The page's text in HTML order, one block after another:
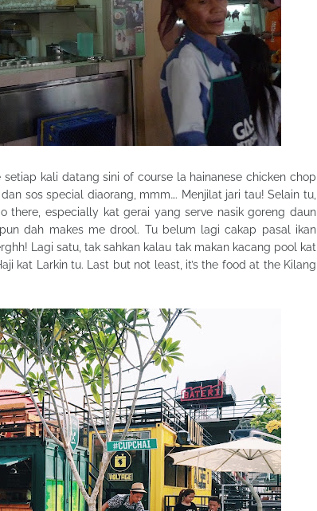
kali datang sini of course la hainanese chicken chop
sos special diaorang, mmm…. Menjilat jari tau! Selain tu,
there, especially kat gerai yang serve nasik goreng daun
dah makes me drool. Tu belum lagi cakap pasal ikan
Lagi satu, tak sahkan kalau tak makan kacang pool kat
kat Larkin tu. Last but not least, it’s the food at the Kilang